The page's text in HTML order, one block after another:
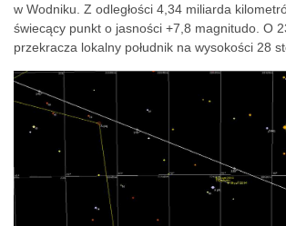
w Wodniku. Z odległości 4,34 miliarda
świecący punkt o jasności +7,8 magnitudo. O
przekracza lokalny południk na wysokości 28